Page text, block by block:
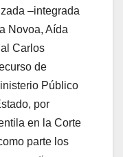
–integrada
Novoa, Aída
Carlos
de
Público
por
en la Corte
parte los